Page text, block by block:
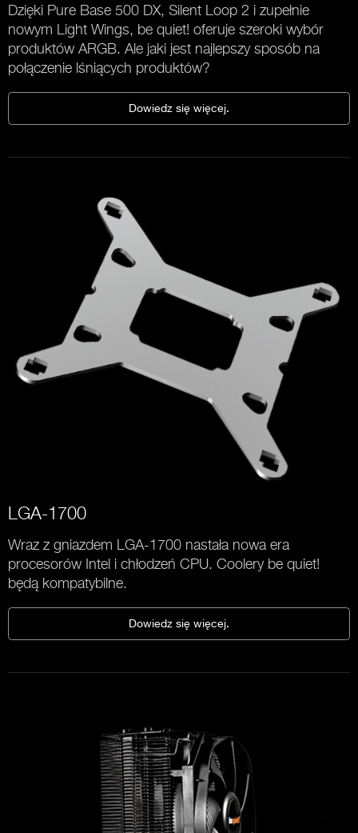
Dzięki Pure Base 500 DX, Silent Loop 2 i zupełnie
nowym Light Wings, be quiet! oferuje szeroki wybór
produktów ARGB. Ale jaki jest najlepszy sposób na
połączenie lśniących produktów?
Dowiedz się więcej.
LGA-1700
Wraz z gniazdem LGA-1700 nastała nowa era
procesorów Intel i chłodzeń CPU. Coolery be quiet!
będą kompatybilne.
Dowiedz się więcej.